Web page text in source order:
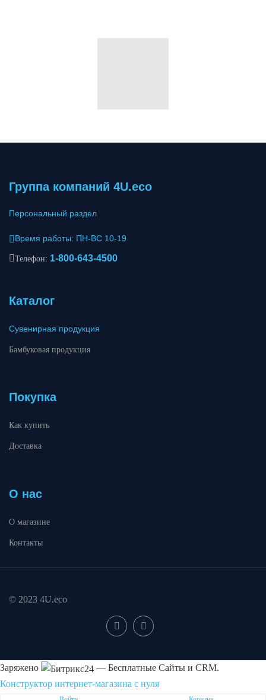
Группа компаний 4U.eco
Персональный раздел
Время работы: ПН-ВС 10-19
Телефон: 1-800-643-4500
Каталог
Сувенирная продукция
Бамбуковая продукция
Покупка
Как купить
Доставка
О нас
О магазине
Контакты
© 2023 4U.eco
Заряжено
— Бесплатные Сайты и CRM.
Конструктор интернет-магазина с нуля